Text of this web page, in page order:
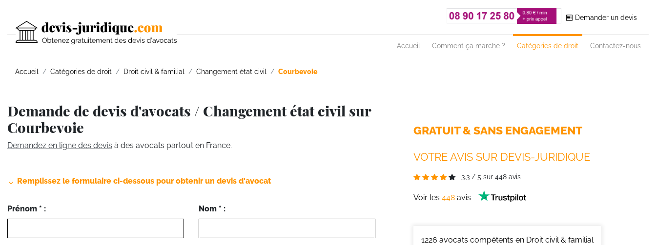
Demander un devis
Accueil Comment ça marche ? Catégories de droit Contactez-nous
Accueil Catégories de droit Droit civil & familial Changement état civil Courbevoie
Demande de devis d'avocats / Changement état civil sur
Courbevoie
Demandez en ligne des devis à des avocats partout en France.
Remplissez le formulaire ci-dessous pour obtenir un devis d'avocat
Prénom * : Nom * :
GRATUIT & SANS ENGAGEMENT
VOTRE AVIS SUR DEVIS-JURIDIQUE
3.3 / 5 sur 448 avis
Voir les 448 avis
1226 avocats compétents en Droit civil & familial